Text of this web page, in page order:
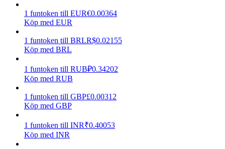
Tjäna konkurrenskraftiga belöningar dagligen
1 funtoken till EUR€0.00364
Köp med EUR
1 funtoken till BRLR$0.02155
Köp med BRL
1 funtoken till RUB₽0.34202
Köp med RUB
1 funtoken till GBP£0.00312
Köp med GBP
1 funtoken till INR₹0.40053
Köp med INR